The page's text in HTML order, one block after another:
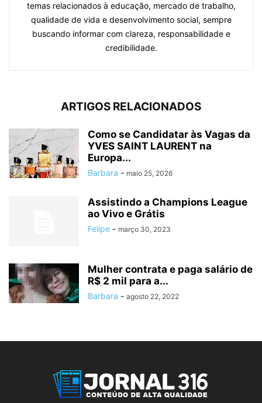
temas relacionados à educação, mercado de trabalho,
qualidade de vida e desenvolvimento social, sempre
buscando informar com clareza, responsabilidade e
credibilidade.
ARTIGOS RELACIONADOS
Como se Candidatar às Vagas da
YVES SAINT LAURENT na
Europa...
Barbara - maio 25, 2026
Assistindo a Champions League
ao Vivo e Grátis
Felipe - março 30, 2023
Mulher contrata e paga salário de
R$ 2 mil para a...
Barbara - agosto 22, 2022